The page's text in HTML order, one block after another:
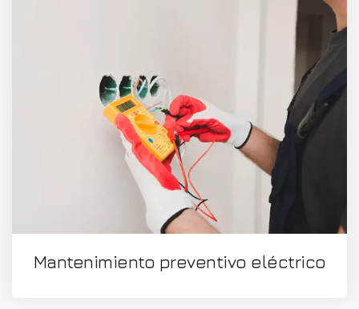
Mantenimiento preventivo eléctrico